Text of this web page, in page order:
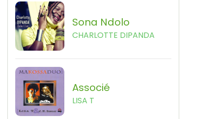
Sona Ndolo
CHARLOTTE DIPANDA
Associé
LISA T